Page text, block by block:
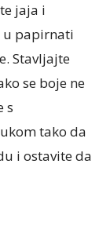
jaja i
u papirnati
Stavljajte
se boje ne
s
tako da
i ostavite da